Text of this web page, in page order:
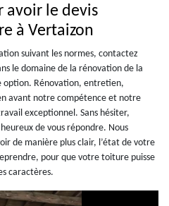
avoir le devis
à Vertaizon
suivant les normes, contactez
le domaine de la rénovation de la
Rénovation, entretien,
avant notre compétence et notre
exceptionnel. Sans hésiter,
de vous répondre. Nous
de manière plus clair, l’état de votre
pour que votre toiture puisse
caractères.